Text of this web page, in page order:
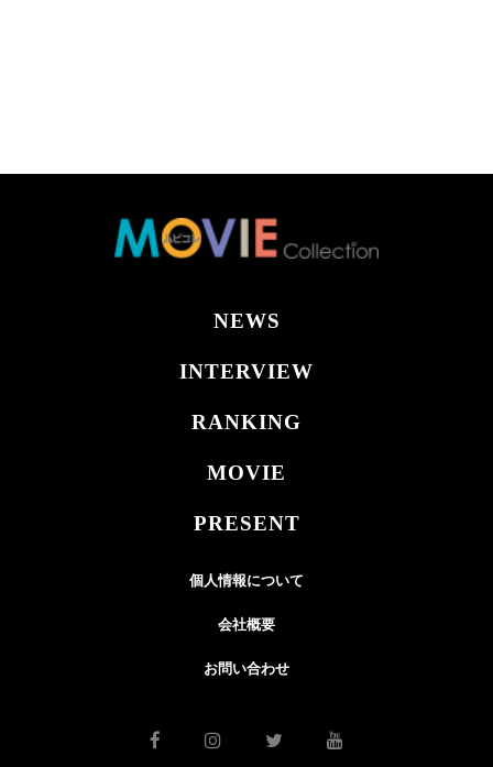
NEWS
INTERVIEW
RANKING
MOVIE
PRESENT
個人情報について
会社概要
お問い合わせ